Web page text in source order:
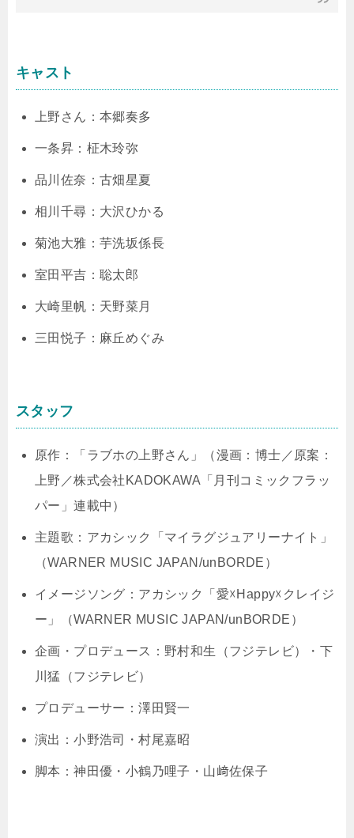
キャスト
上野さん：本郷奏多
一条昇：柾木玲弥
品川佐奈：古畑星夏
相川千尋：大沢ひかる
菊池大雅：芋洗坂係長
室田平吉：聡太郎
大崎里帆：天野菜月
三田悦子：麻丘めぐみ
スタッフ
原作：「ラブホの上野さん」（漫画：博士／原案：
上野／株式会社KADOKAWA「月刊コミックフラッ
パー」連載中）
主題歌：アカシック「マイラグジュアリーナイト」
（WARNER MUSIC JAPAN/unBORDE）
イメージソング：アカシック「愛☓Happy☓クレイジ
ー」（WARNER MUSIC JAPAN/unBORDE）
企画・プロデュース：野村和生（フジテレビ）・下
川猛（フジテレビ）
プロデューサー：澤田賢一
演出：小野浩司・村尾嘉昭
脚本：神田優・小鶴乃哩子・山﨑佐保子